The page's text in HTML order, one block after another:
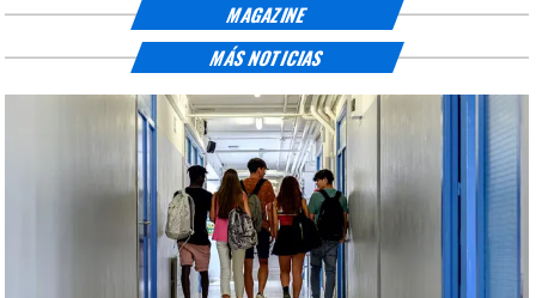
MAGAZINE
MÁS NOTICIAS